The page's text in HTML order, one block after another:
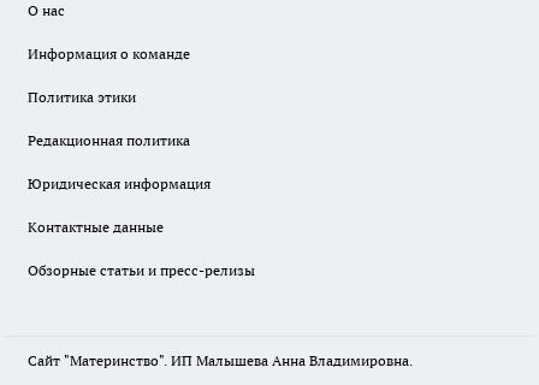
О нас
Информация о команде
Политика этики
Редакционная политика
Юридическая информация
Контактные данные
Обзорные статьи и пресс-релизы
Сайт "Материнство". ИП Малышева Анна Владимировна.